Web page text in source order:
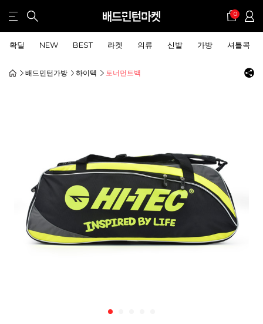
0
확딜 NEW BEST 라켓 의류 신발 가방 셔틀콕
배드민턴가방 하이텍 토너먼트백